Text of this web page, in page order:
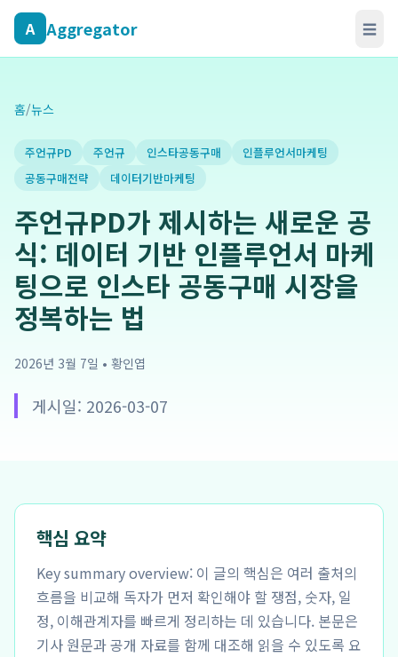
A Aggregator ☰
홈/뉴스
주언규PD 주언규 인스타공동구매
인플루언서마케팅
공동구매전략
데이터기반마케팅
주언규PD가 제시하는 새로운 공
식: 데이터 기반 인플루언서 마케
팅으로 인스타 공동구매 시장을
정복하는 법
2026년 3월 7일 • 황인엽
게시일: 2026-03-07
핵심 요약
Key summary overview: 이 글의 핵심은 여러 출처의
흐름을 비교해 독자가 먼저 확인해야 할 쟁점, 숫자, 일
정, 이해관계자를 빠르게 정리하는 데 있습니다. 본문은
기사 원문과 공개 자료를 함께 대조해 읽을 수 있도록 요